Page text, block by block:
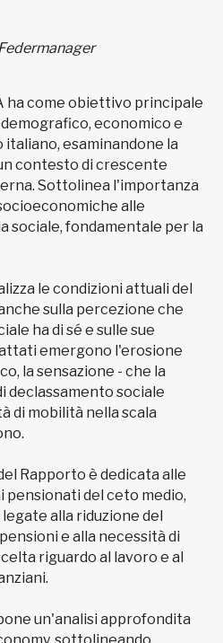
ha come obiettivo principale
economico e
esaminandone la
contesto di crescente
Sottolinea l'importanza
alle
sociale, fondamentale per la
le condizioni attuali del
sulla percezione che
ha di sé e sulle sue
emergono l'erosione
la sensazione - che la
declassamento sociale
di mobilità nella scala
Rapporto è dedicata alle
pensionati del ceto medio,
alla riduzione del
e alla necessità di
riguardo al lavoro e al
un'analisi approfondita